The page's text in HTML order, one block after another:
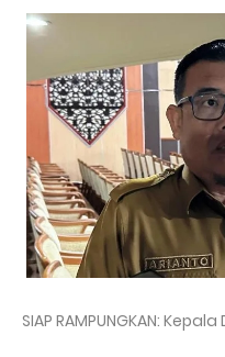
SIAP RAMPUNGKAN: